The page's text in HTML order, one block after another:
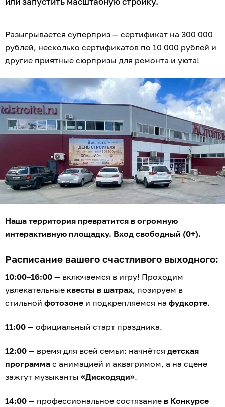
Разыгрывается суперприз — сертификат на 300 000
рублей, несколько сертификатов по 10 000 рублей и
другие приятные сюрпризы для ремонта и уюта!
Наша территория превратится в огромную
интерактивную площадку. Вход свободный (0+).
Расписание вашего счастливого выходного:
10:00–16:00 — включаемся в игру! Проходим
увлекательные квесты в шатрах, позируем в
стильной фотозоне и подкрепляемся на фудкорте.
11:00 — официальный старт праздника.
12:00 — время для всей семьи: начнётся детская
программа с анимацией и аквагримом, а на сцене
зажгут музыканты «Дискодяди».
14:00 — профессиональное состязание в Конкурсе